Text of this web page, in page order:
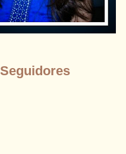
Seguidores